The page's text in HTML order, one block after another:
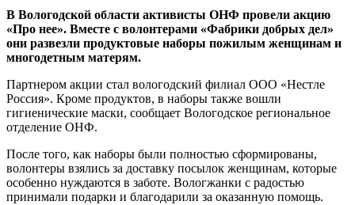
В Вологодской области активисты ОНФ провели акцию
«Про нее». Вместе с волонтерами «Фабрики добрых дел»
они развезли продуктовые наборы пожилым женщинам и
многодетным матерям.
Партнером акции стал вологодский филиал ООО «Нестле
Россия». Кроме продуктов, в наборы также вошли
гигиенические маски, сообщает Вологодское региональное
отделение ОНФ.
После того, как наборы были полностью сформированы,
волонтеры взялись за доставку посылок женщинам, которые
особенно нуждаются в заботе. Вологжанки с радостью
принимали подарки и благодарили за оказанную помощь.